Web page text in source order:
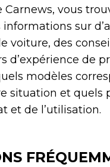
Carnews, vous
sur
voiture, des
d’expérience de
modèles
situation et quels
et de l’utilisation.